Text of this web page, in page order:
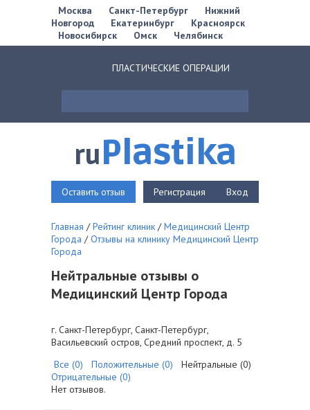
Москва Санкт-Петербург
Нижний
Новгород
Екатеринбург
Красноярск
Новосибирск
Омск Челябинск
ПЛАСТИЧЕСКИЕ ОПЕРАЦИИ
ruPlastika
Оставить отзыв Регистрация Вход
Главная / Рейтинг клиник / Медицинский Центр
Города / Отзывы на клинику Медицинский Центр
Города
Нейтральные отзывы о
Медицинский Центр Города
г. Санкт-Петербург, Санкт-Петербург,
Васильевский остров, Средний проспект, д. 5
Все (0)
Положительные (0) Нейтральные (0)
Отрицательные (0)
Нет отзывов.